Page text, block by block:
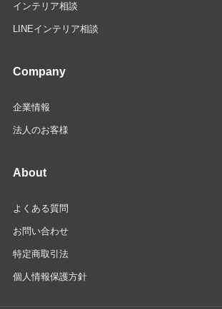
インテリア相談
LINEインテリア相談
Company
企業情報
法人のお客様
About
よくある質問
お問い合わせ
特定商取引法
個人情報保護方針